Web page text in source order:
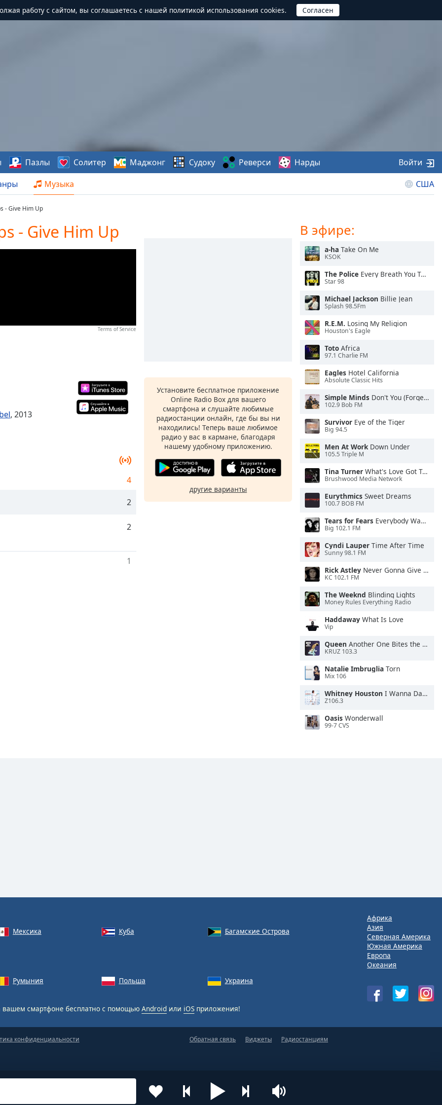
работу с сайтом, вы соглашаетесь с нашей политикой использования cookies.
Музыка США
Пазлы Солитер Маджонг Судоку Реверси Нарды Войти
- Give Him Up
- Give Him Up
Terms of Service
, 2013
4
2
2
1
Установите бесплатное приложение
Online Radio Box для вашего
смартфона и слушайте любимые
радиостанции онлайн, где бы вы ни
находились! Теперь ваше любимое
радио у вас в кармане, благодаря
нашему удобному приложению.
другие варианты
В эфире:
a-ha Take On Me
KSOK
The Police Every Breath You Take
Star 98
Michael Jackson Billie Jean
Splash 98.5Fm
R.E.M. Losing My Religion
Houston's Eagle
Toto Africa
97.1 Charlie FM
Eagles Hotel California
Absolute Classic Hits
Simple Minds Don't You (Forget About Me)
102.9 Bob FM
Survivor Eye of the Tiger
Big 94.5
Men At WorkDown Under
105.5 Triple M
Tina Turner What's Love Got To Do With It
Brushwood Media Network
Eurythmics Sweet Dreams
100.7 BOB FM
Tears for Fears Everybody Wants To Rule the World
Big 102.1 FM
Cyndi Lauper Time After Time
Sunny 98.1 FM
Rick Astley Never Gonna Give You Up
KC 102.1 FM
The Weeknd Blinding Lights
Money Rules Everything Radio
Haddaway What Is Love
Vip
Queen Another One Bites the Dust
KRUZ 103.3
Natalie Imbruglia Torn
Mix 106
Whitney Houston I Wanna Dance With Somebody
Z106.3
Oasis Wonderwall
99-7 CVS
Мексика Куба
Багамские Острова
Румыния Польша Украина
вашем смартфоне бесплатно с помощью Android или iOS приложения!
Африка
Азия
Северная Америка
Южная Америка
Европа
Океания
конфиденциальности Обратная связь Виджеты Радиостанциям